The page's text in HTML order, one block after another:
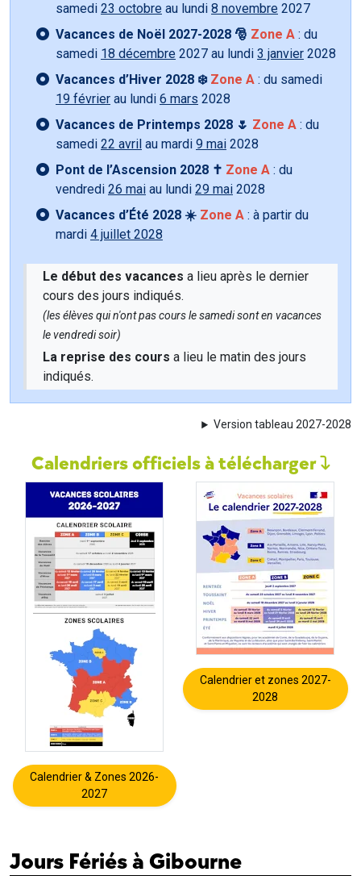
samedi 23 octobre au lundi 8 novembre 2027
Vacances de Noël 2027-2028 🎅 Zone A : du
samedi 18 décembre 2027 au lundi 3 janvier 2028
Vacances d’Hiver 2028 ❄️ Zone A : du samedi
19 février au lundi 6 mars 2028
Vacances de Printemps 2028 🌷 Zone A : du
samedi 22 avril au mardi 9 mai 2028
Pont de l’Ascension 2028 ✝️ Zone A : du
vendredi 26 mai au lundi 29 mai 2028
Vacances d’Été 2028 ☀️ Zone A : à partir du
mardi 4 juillet 2028
Le début des vacances a lieu après le dernier
cours des jours indiqués.
(les élèves qui n'ont pas cours le samedi sont en vacances
le vendredi soir)
La reprise des cours a lieu le matin des jours
indiqués.
Version tableau 2027-2028
Calendriers officiels à télécharger
Calendrier & Zones 2026-
2027
Calendrier et zones 2027-
2028
Jours Fériés à Gibourne